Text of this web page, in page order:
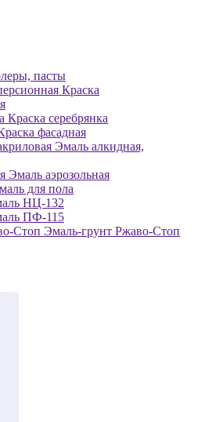
пасты
Краска
Краска серебрянка
фасадная
Эмаль алкидная,
Эмаль аэрозольная
для пола
НЦ-132
ПФ-115
Эмаль-грунт Ржаво-Стоп